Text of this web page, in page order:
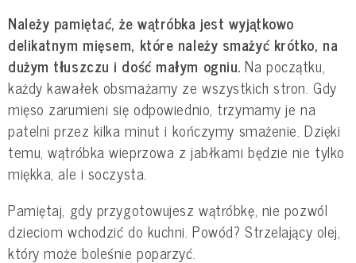
Należy pamiętać, że wątróbka jest wyjątkowo
delikatnym mięsem, które należy smażyć krótko, na
dużym tłuszczu i dość małym ogniu. Na początku,
każdy kawałek obsmażamy ze wszystkich stron. Gdy
mięso zarumieni się odpowiednio, trzymamy je na
patelni przez kilka minut i kończymy smażenie. Dzięki
temu, wątróbka wieprzowa z jabłkami będzie nie tylko
miękka, ale i soczysta.
Pamiętaj, gdy przygotowujesz wątróbkę, nie pozwól
dzieciom wchodzić do kuchni. Powód? Strzelający olej,
który może boleśnie poparzyć.